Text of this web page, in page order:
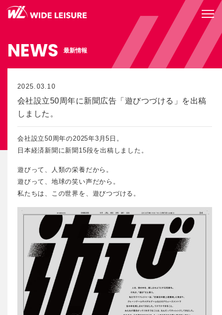
NEWS 最新情報
2025.03.10
会社設立50周年に新聞広告「遊びつづける」を出稿
しました。
会社設立50周年の2025年3月5日。
日本経済新聞に新聞15段を出稿しました。
遊びって、人類の栄養だから。
遊びって、地球の笑い声だから。
私たちは、この世界を、遊びつづける。